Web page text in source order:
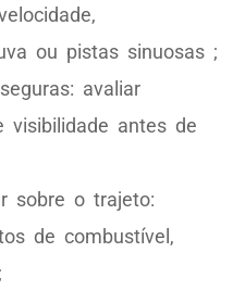
ou pistas sinuosas ;
avaliar
visibilidade antes de
sobre o trajeto:
de combustível,